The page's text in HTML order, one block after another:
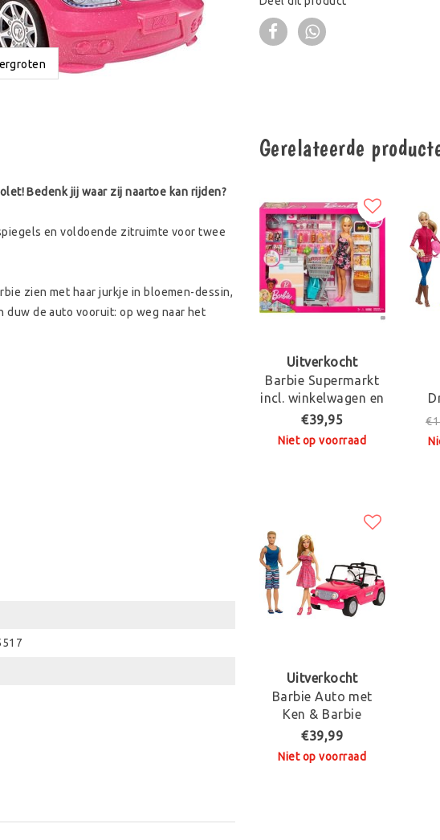
Bedenk jij waar zij naartoe kan rijden?
en voldoende zitruimte voor twee
zien met haar jurkje in bloemen-dessin,
de auto vooruit: op weg naar het
Gerelateerde
Uitverkocht
Barbie Supermarkt
incl. winkelwagen en
Barbiepop
€39,95
Niet op voorraad
Uitverkocht
Barbie Auto met
Ken & Barbie
€39,99
Niet op voorraad